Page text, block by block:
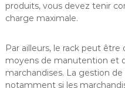
produits, vous devez tenir
charge maximale.
Par ailleurs, le rack peut
moyens de manutention et
marchandises. La gestion
notamment si les